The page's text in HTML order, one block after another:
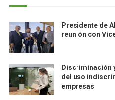
Presidente de
reunión con
Discriminación
del uso
empresas